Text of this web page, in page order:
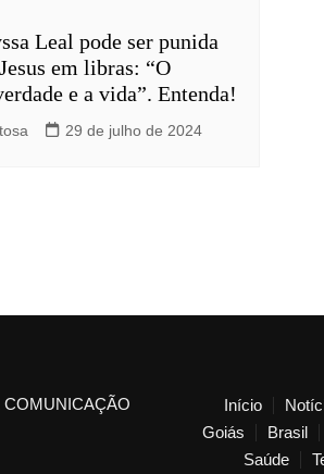
Leal pode ser punida
em libras: “O
e a vida”. Entenda!
29 de julho de 2024
Início
Goiás
Brasil
Saúde